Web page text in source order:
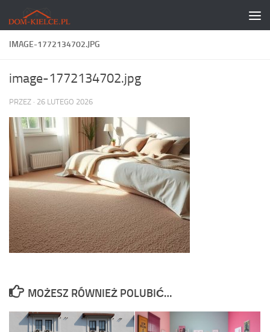
Skip to content
IMAGE-1772134702.JPG
image-1772134702.jpg
PRZEZ · 26 LUTEGO 2026
MOŻESZ RÓWNIEŻ POLUBIĆ…